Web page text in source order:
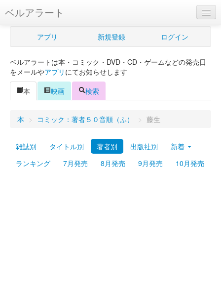
ベルアラート
ベルアラートとは
新規登録
ログイン
Myシェルフ
プレミアム
アプリ 新規登録 ログイン
ベルアラートは本・コミック・DVD・CD・ゲームなどの発売日
をメールやアプリ にてお知らせします
本
映画 検索
本 > コミック：著者５０音順（ふ） > 藤生
雑誌別 タイトル別 著者別 出版社別
新着
ランキング
7月発売 8月発売 9月発売 10月発売